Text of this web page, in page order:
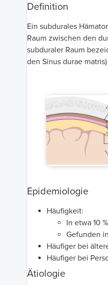
Definition
Ein subdurales
Raum zwischen den
subduraler Raum
den Sinus durae matris)
Epidemiologie
Häufigkeit:
In etwa 10
Gefunden
Häufiger bei
Häufiger bei
Ätiologie